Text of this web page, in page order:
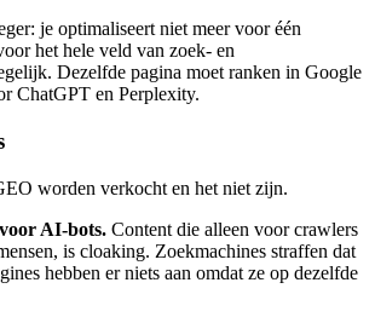
je optimaliseert niet meer voor één
het hele veld van zoek- en
Dezelfde pagina moet ranken in Google
ChatGPT en Perplexity.
worden verkocht en het niet zijn.
AI-bots. Content die alleen voor crawlers
is cloaking. Zoekmachines straffen dat
hebben er niets aan omdat ze op dezelfde